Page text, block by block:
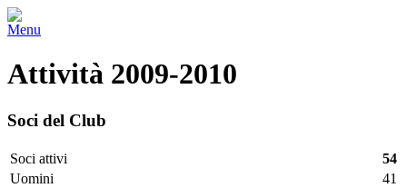
Menu
Attività 2009-2010
Soci del Club
Soci attivi
54
Uomini
41